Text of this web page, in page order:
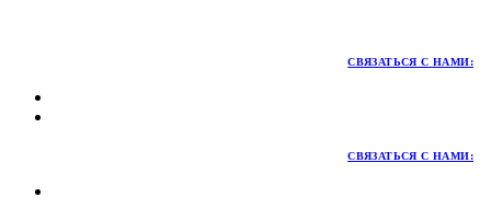
СВЯЗАТЬСЯ С НАМИ:
СВЯЗАТЬСЯ С НАМИ: